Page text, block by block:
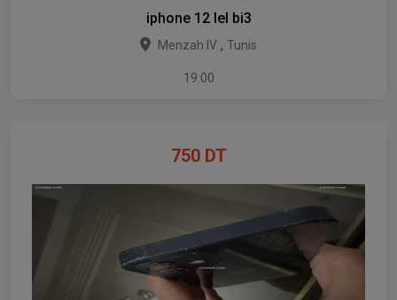
iphone 12 lel bi3
Menzah IV , Tunis
19:00
750DT